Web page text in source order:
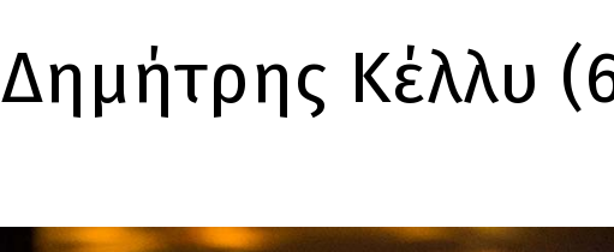
Δημήτρης Κέλλυ